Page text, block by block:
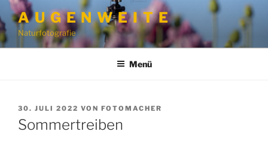
Zum
Inhalt
springen
A U G E N W E I T E
Naturfotografie
Menü
VERÖFFENTLICHT
AM
30. JULI 2022 VON FOTOMACHER
Sommertreiben